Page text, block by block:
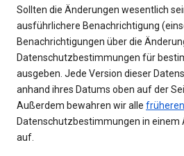
Sollten die Änderungen wesentlich
ausführlichere Benachrichtigung
Benachrichtigungen über die
Datenschutzbestimmungen für
ausgeben. Jede Version dieser
anhand ihres Datums oben auf der
Außerdem bewahren wir alle
Datenschutzbestimmungen in einem
auf.